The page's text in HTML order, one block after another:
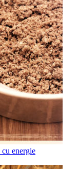
energie